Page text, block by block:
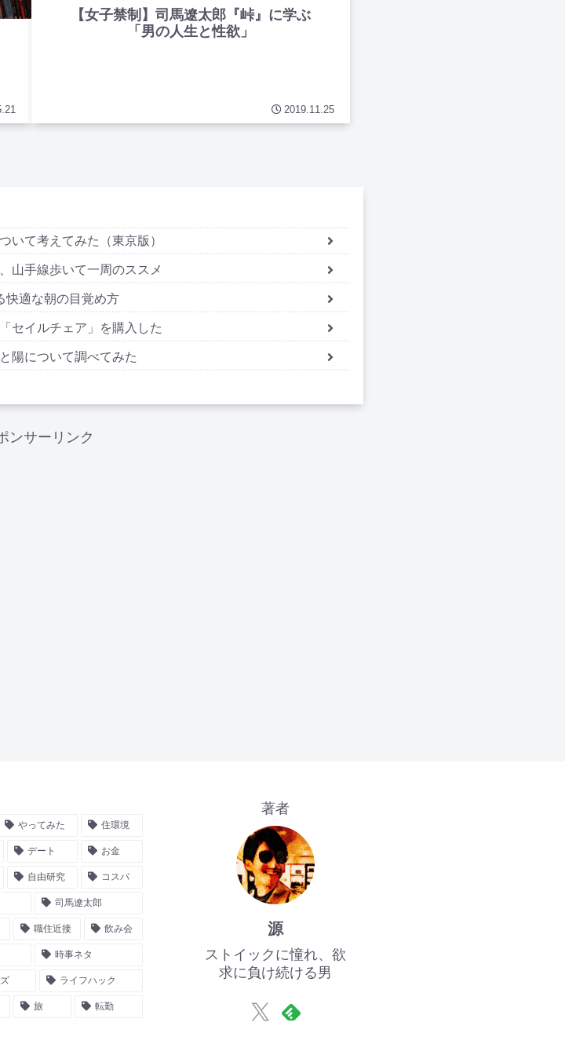
【女子禁制】司馬遼太郎『峠』に学ぶ
「男の人生と性欲」
2019.11.25
いて考えてみた（東京版）
山手線歩いて一周のススメ
快適な朝の目覚め方
セイルチェア」を購入した
陽について調べてみた
ンサーリンク
やってみた 住環境
デート お金
自由研究 コスパ
司馬遼太郎
職住近接 飲み会
時事ネタ
ライフハック
旅 転勤
著者
源
ストイックに憧れ、欲
求に負け続ける男